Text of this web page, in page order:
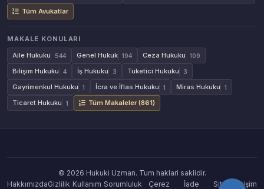
Tüm Avukatlar
MAKALE KONULARI
Aile Hukuku
544 Genel Hukuk 194 Ceza Hukuku 109
Bilişim Hukuku 4 İş Hukuku 3 Tüketici Hukuku 3
Gayrimenkul Hukuku 1 İcra ve İflas Hukuku 1 Miras Hukuku 1
Ticaret Hukuku 1 Tüm Makaleler (861)
© 2026 Hukuki Uzman. Tum haklari saklidir.
HakkımızdaGizlilik Kullanım Sorumluluk Çerez İade Site İletişim